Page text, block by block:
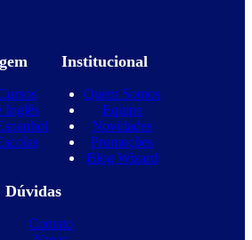
Inglês
Institucional
Quem Somos
Equipe
Novidades
Promoções
Blog Wizard
Dúvidas
Contato